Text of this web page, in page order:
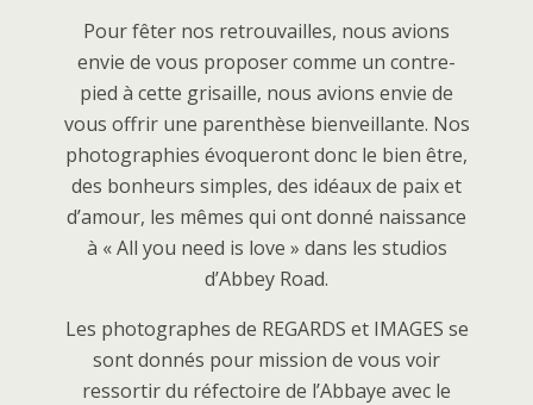
Pour fêter nos retrouvailles, nous avions
envie de vous proposer comme un contre-
pied à cette grisaille, nous avions envie de
vous offrir une parenthèse bienveillante. Nos
photographies évoqueront donc le bien être,
des bonheurs simples, des idéaux de paix et
d’amour, les mêmes qui ont donné naissance
à « All you need is love » dans les studios
d’Abbey Road.
Les photographes de REGARDS et IMAGES se
sont donnés pour mission de vous voir
ressortir du réfectoire de l’Abbaye avec le